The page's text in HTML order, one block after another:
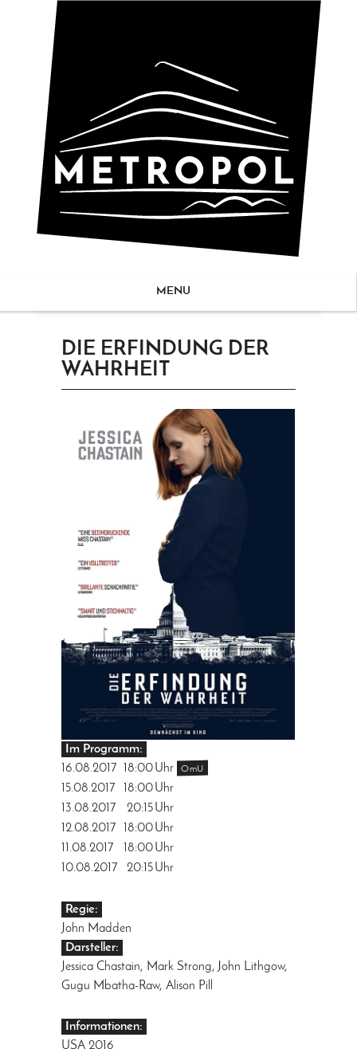
MENU
DIE ERFINDUNG DER
WAHRHEIT
Im Programm:
16.08.2017
18:00Uhr OmU
15.08.2017 18:00Uhr
13.08.2017
20:15Uhr
12.08.2017
18:00Uhr
11.08.2017
18:00Uhr
10.08.2017
20:15Uhr
Regie:
John Madden
Darsteller:
Jessica Chastain, Mark Strong, John Lithgow,
Gugu Mbatha-Raw, Alison Pill
Informationen:
USA 2016